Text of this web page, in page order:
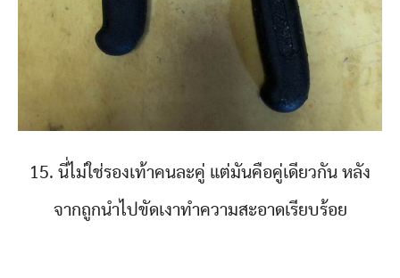
15. นี่ไม่ใช่รองเท้าคนละคู่ แต่มันคือคู่เดียวกัน หลัง
จากถูกนำไปขัดเงาทำความสะอาดเรียบร้อย